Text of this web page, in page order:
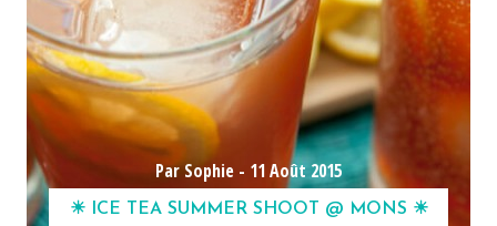
Par Sophie - 11 Août 2015
☀ ICE TEA SUMMER SHOOT @ MONS ☀